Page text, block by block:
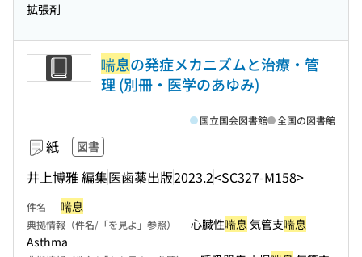
拡張剤
喘息の発症メカニズムと治療・管
理 (別冊・医学のあゆみ)
紙 図書
井上博雅 編集医歯薬出版2023.2<SC327-M158>
国立国会図書館 全国の図書館
件名 喘息
典拠情報（件名/「を見よ」参照） 心臓性喘息気管支喘息
Asthma